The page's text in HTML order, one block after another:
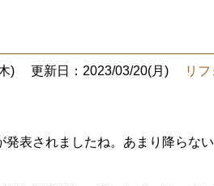
) 更新日：2023/03/20(月) リ
発表されましたね。あまり降らな